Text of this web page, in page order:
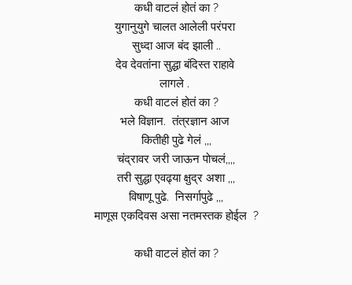
कधी वाटलं होतं का ?
युगानुयुगे चालत आलेली परंपरा
सुध्दा आज बंद झाली ..
देव देवतांना सुद्धा बंदिस्त राहावे
लागले .
कधी वाटलं होतं का ?
भले विज्ञान. तंत्रज्ञान आज
कितीही पुढे गेलं ,,,
चंद्रावर जरी जाऊन पोचलं,,,,
तरी सुद्धा एवढ्या क्षुद्र अशा ,,,
विषाणू पुढे. निसर्गापुढे ,,,
माणूस एकदिवस असा नतमस्तक होईल ?
कधी वाटलं होतं का ?